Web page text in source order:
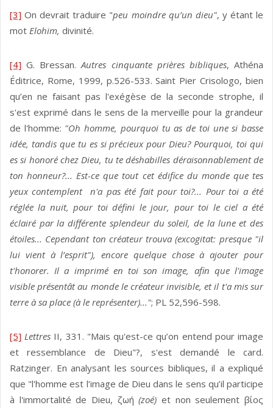
[3] On devrait traduire "peu moindre qu’un dieu", y étant le
mot Elohim, divinité.
[4] G. Bressan.Autres cinquante prières bibliques, Athéna
Éditrice, Rome, 1999, p.526-533. Saint Pier Crisologo, bien
qu’en ne faisant pas l'exégèse de la seconde strophe, il
s'est exprimé dans le sens de la merveille pour la grandeur
de l'homme: "Oh homme, pourquoi tu as de toi une si basse
idée, tandis que tu es si précieux pour Dieu? Pourquoi, toi qui
es si honoré chez Dieu, tu te déshabilles déraisonnablement de
ton honneur?... Est-ce que tout cet édifice du monde que tes
yeux contemplent n'a pas été fait pour toi?... Pour toi a été
réglée la nuit, pour toi défini le jour, pour toi le ciel a été
éclairé par la différente splendeur du soleil, de la lune et des
étoiles... Cependant ton créateur trouva (excogitat: presque "il
lui vient à l’esprit"), encore quelque chose à ajouter pour
t'honorer. Il a imprimé en toi son image, afin que l'image
visible présentât au monde le créateur invisible, et il t'a mis sur
terre à sa place (à le représenter)..."; PL 52,596-598.
[5] Lettres II, 331. "Mais qu'est-ce qu’on entend pour image
et ressemblance de Dieu"?, s'est demandé le card.
Ratzinger. En analysant les sources bibliques, il a expliqué
que "l'homme est l’image de Dieu dans le sens qu’il participe
à l'immortalité de Dieu, ζωή(zoé)et non seulement βίος